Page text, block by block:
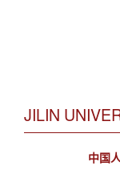
JILIN
中国